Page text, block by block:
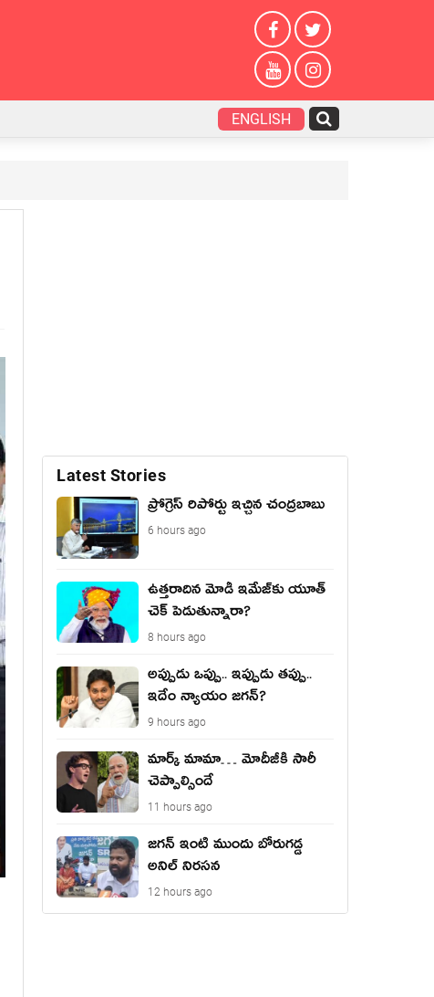
ENGLISH
Latest Stories
ప్రోగ్రెస్ రిపోర్టు ఇచ్చిన చంద్ర‌బాబు
6 hours ago
ఉత్త‌రాదిన మోడీ ఇమేజ్‌కు యూత్
చెక్ పెడుతున్నారా?
8 hours ago
అప్పుడు ఒప్పు.. ఇప్పుడు తప్పు..
ఇదేం న్యాయం జగన్?
9 hours ago
మార్క్ మామా… మోదీజీకి సారీ
చెప్పాల్సిందే
11 hours ago
జగన్ ఇంటి ముందు బోరుగడ్డ
అనిల్ నిరసన
12 hours ago